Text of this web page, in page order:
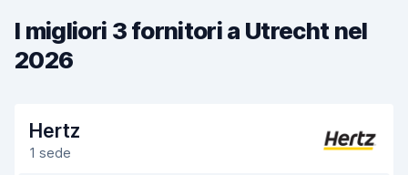
I migliori 3 fornitori a Utrecht nel
2026
Hertz
1 sede